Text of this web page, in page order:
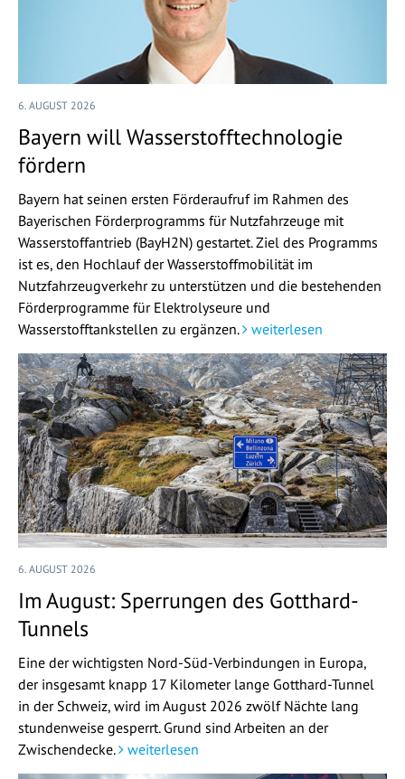
6. AUGUST 2026
Bayern will Wasserstofftechnologie
fördern
Bayern hat seinen ersten Förderaufruf im Rahmen des
Bayerischen Förderprogramms für Nutzfahrzeuge mit
Wasserstoffantrieb (BayH2N) gestartet. Ziel des Programms
ist es, den Hochlauf der Wasserstoffmobilität im
Nutzfahrzeugverkehr zu unterstützen und die bestehenden
Förderprogramme für Elektrolyseure und
Wasserstofftankstellen zu ergänzen.
weiterlesen
6. AUGUST 2026
Im August: Sperrungen des Gotthard-
Tunnels
Eine der wichtigsten Nord-Süd-Verbindungen in Europa,
der insgesamt knapp 17 Kilometer lange Gotthard-Tunnel
in der Schweiz, wird im August 2026 zwölf Nächte lang
stundenweise gesperrt. Grund sind Arbeiten an der
Zwischendecke.
weiterlesen